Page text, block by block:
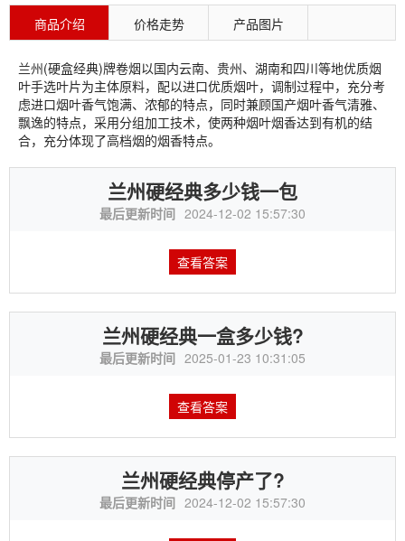
商品介绍 价格走势 产品图片
兰州(硬盒经典)牌卷烟以国内云南、贵州、湖南和四川等地优质烟
叶手选叶片为主体原料，配以进口优质烟叶，调制过程中，充分考
虑进口烟叶香气饱满、浓郁的特点，同时兼顾国产烟叶香气清雅、
飘逸的特点，采用分组加工技术，使两种烟叶烟香达到有机的结
合，充分体现了高档烟的烟香特点。
兰州硬经典多少钱一包
最后更新时间 2024-12-02 15:57:30
查看答案
兰州硬经典一盒多少钱?
最后更新时间 2025-01-23 10:31:05
查看答案
兰州硬经典停产了?
最后更新时间 2024-12-02 15:57:30